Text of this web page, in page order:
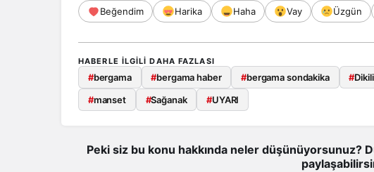
Beğendim Harika Haha Vay Üzgün
HABERLE ILGILI DAHA FAZLASI
#bergama #bergama haber #bergama sondakika #Dikili
#manset #Sağanak #UYARI
Peki siz bu konu hakkında neler düşünüyorsunuz?